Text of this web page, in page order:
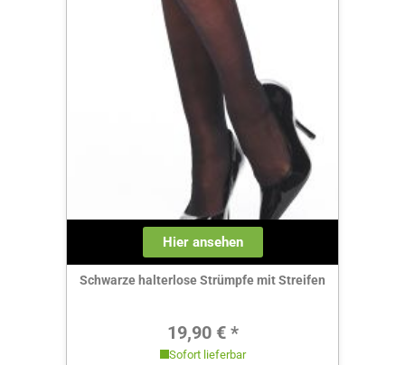
Hier ansehen
Schwarze halterlose Strümpfe mit Streifen
Regulärer Preis:
19,90 € *
Sofort lieferbar